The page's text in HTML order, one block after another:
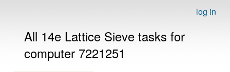
log in
All 14e Lattice Sieve tasks for
computer 7221251